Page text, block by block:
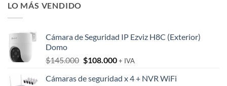
LO MÁS VENDIDO
Cámara de Seguridad IP Ezviz H8C (Exterior)
Domo
$145.000 El
original
$108.000El
actual
+ IVA
Cámaras de seguridad x 4 + NVR WiFi